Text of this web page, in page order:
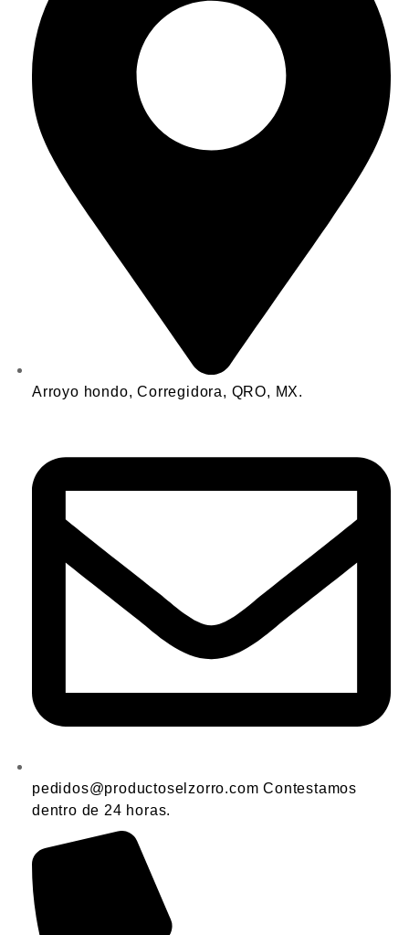
Arroyo hondo, Corregidora, QRO, MX.
pedidos@productoselzorro.com Contestamos
dentro de 24 horas.